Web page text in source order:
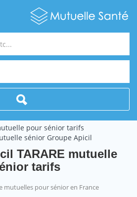
pour sénior tarifs
sénior Groupe Apicil
TARARE mutuelle
tarifs
mutuelles pour sénior en France